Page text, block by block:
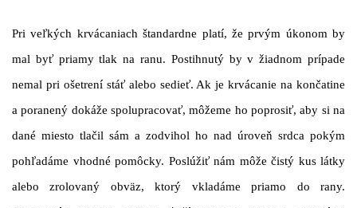
Pri veľkých krvácaniach štandardne platí, že prvým úkonom by
mal byť priamy tlak na ranu. Postihnutý by v žiadnom prípade
nemal pri ošetrení stáť alebo sedieť. Ak je krvácanie na končatine
a poranený dokáže spolupracovať, môžeme ho poprosiť, aby si na
dané miesto tlačil sám a zodvihol ho nad úroveň srdca pokým
pohľadáme vhodné pomôcky. Poslúžiť nám môže čistý kus látky
alebo zrolovaný obväz, ktorý vkladáme priamo do rany.